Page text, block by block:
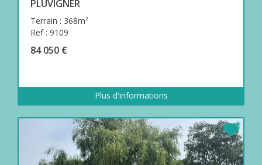
PLUVIGNER
Terrain : 368m²
Ref : 9109
84 050 €
Plus d'informations